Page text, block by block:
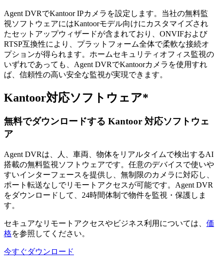
Agent DVRでKantoor IPカメラを設定します。当社の無料監
視ソフトウェアにはKantoorモデル向けにカスタマイズされ
たセットアップウィザードが含まれており、ONVIFおよび
RTSP互換性により、プラットフォーム全体で柔軟な接続オ
プションが得られます。ホームセキュリティオフィス監視の
いずれであっても、Agent DVRでKantoorカメラを使用すれ
ば、信頼性の高い安全な監視が実現できます。
Kantoor対応ソフトウェア*
無料でダウンロードする Kantoor 対応ソフトウェ
ア
Agent DVRは、人、車両、物体をリアルタイムで検出するAI
搭載の無料監視ソフトウェアです。任意のデバイスで使いや
すいインターフェースを提供し、無制限のカメラに対応し、
ポート転送なしでリモートアクセスが可能です。Agent DVR
をダウンロードして、24時間体制で物件を監視・保護しま
す。
セキュアなリモートアクセスやビジネス利用については、 価
格を参照してください。
今すぐダウンロード